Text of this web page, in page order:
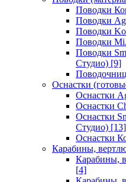
Поводки
Поводки
Поводки
Поводки
Поводки
Студио) [9]
Оснастки
Оснастки
Оснастки
Оснастки
Студио) [13]
Оснастки
Карабины,
Карабины,
[4]